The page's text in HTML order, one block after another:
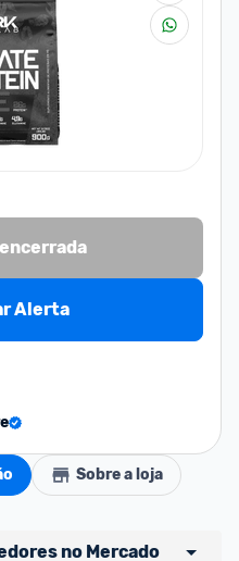
Alerta
Sobre a loja
no Mercado